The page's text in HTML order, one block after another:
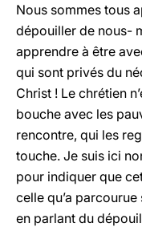
Nous sommes tous
dépouiller de nous-
apprendre à être
qui sont privés du
Christ ! Le chrétien
bouche avec les
rencontre, qui les
touche. Je suis ici
pour indiquer que
celle qu’a
en parlant du